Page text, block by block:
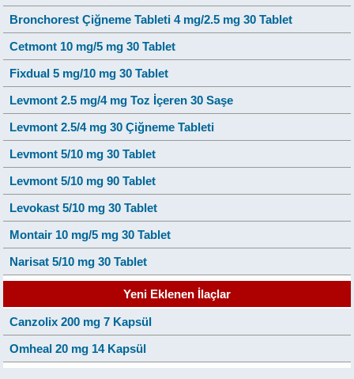
Bronchorest Çiğneme Tableti 4 mg/2.5 mg 30 Tablet
Cetmont 10 mg/5 mg 30 Tablet
Fixdual 5 mg/10 mg 30 Tablet
Levmont 2.5 mg/4 mg Toz İçeren 30 Saşe
Levmont 2.5/4 mg 30 Çiğneme Tableti
Levmont 5/10 mg 30 Tablet
Levmont 5/10 mg 90 Tablet
Levokast 5/10 mg 30 Tablet
Montair 10 mg/5 mg 30 Tablet
Narisat 5/10 mg 30 Tablet
Yeni Eklenen İlaçlar
Canzolix 200 mg 7 Kapsül
Omheal 20 mg 14 Kapsül